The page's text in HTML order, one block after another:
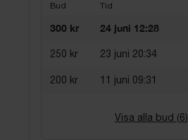
Bud Tid
300 kr 24 juni 12:28
250 kr 23 juni 20:34
200 kr 11 juni 09:31
Visa alla bud (6)